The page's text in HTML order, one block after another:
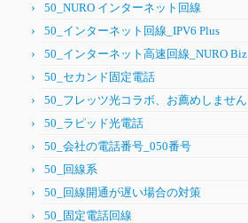
50_NURO インターネット回線
50_インターネット回線_IPV6 Plus
50_インターネット高速回線_NURO Biz
50_セカンド固定電話
50_フレッツ光コラボ、お薦めしません
50_ラピッド光電話
50_会社の電話番号_050番号
50_回線系
50_回線開通が遅い場合の対策
50_固定電話回線